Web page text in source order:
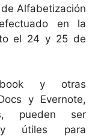
Alfabetización
en la
el 24 y 25 de
y otras
y Evernote,
pueden ser
útiles para